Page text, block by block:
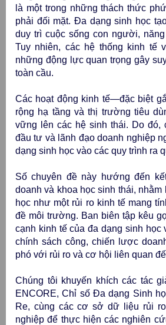
là một trong những thách thức
phải đối mặt. Đa dạng sinh học
duy trì cuộc sống con người,
Tuy nhiên, các hệ thống kinh tế
những động lực quan trọng gây
toàn cầu.
Các hoạt động kinh tế—đặc biệt
rộng hạ tầng và thị trường tiêu
vững lên các hệ sinh thái. Do đó,
đầu tư và lãnh đạo doanh nghiệp
dạng sinh học vào các quy trình ra
Số chuyên đề này hướng đến
doanh và khoa học sinh thái,
học như một rủi ro kinh tế mang
đề môi trường. Ban biên tập kêu
cạnh kinh tế của đa dạng sinh
chính sách công, chiến lược
phó với rủi ro và cơ hội liên quan
Chúng tôi khuyến khích các tác
ENCORE, Chỉ số Đa dạng Sinh
Re, cùng các cơ sở dữ liệu rủi
nghiệp để thực hiện các nghiên